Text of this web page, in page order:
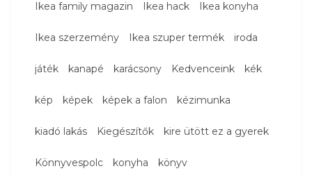
Ikea family magazin Ikea hack Ikea konyha
Ikea szerzemény Ikea szuper termék iroda
játék kanapé karácsony Kedvenceink kék
kép képek képek a falon kézimunka
kiadó lakás Kiegészítők kire ütött ez a gyerek
Könnyvespolc konyha könyv